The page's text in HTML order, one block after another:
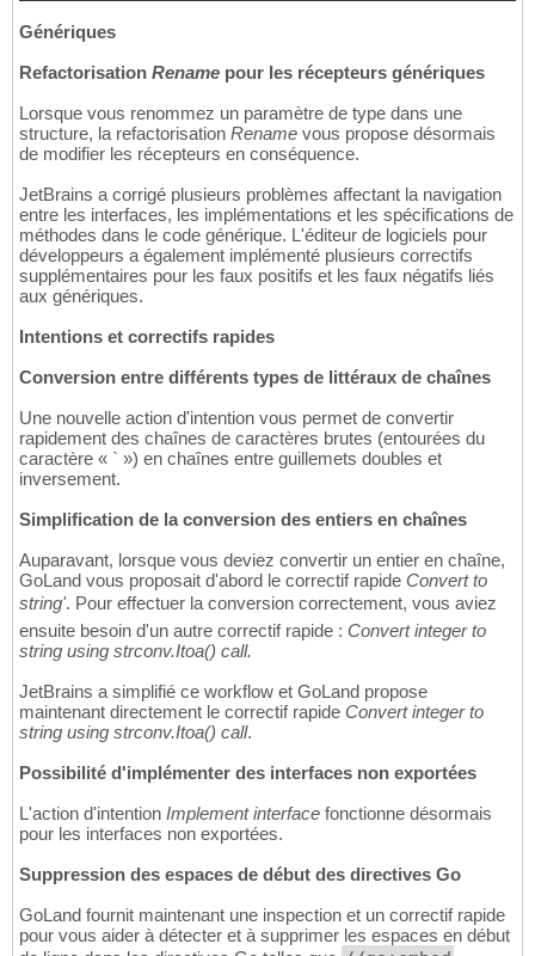
Génériques
Refactorisation Rename pour les récepteurs génériques
Lorsque vous renommez un paramètre de type dans une
structure, la refactorisation Rename vous propose désormais
de modifier les récepteurs en conséquence.
JetBrains a corrigé plusieurs problèmes affectant la navigation
entre les interfaces, les implémentations et les spécifications de
méthodes dans le code générique. L'éditeur de logiciels pour
développeurs a également implémenté plusieurs correctifs
supplémentaires pour les faux positifs et les faux négatifs liés
aux génériques.
Intentions et correctifs rapides
Conversion entre différents types de littéraux de chaînes
Une nouvelle action d'intention vous permet de convertir
rapidement des chaînes de caractères brutes (entourées du
caractère « ` ») en chaînes entre guillemets doubles et
inversement.
Simplification de la conversion des entiers en chaînes
Auparavant, lorsque vous deviez convertir un entier en chaîne,
GoLand vous proposait d'abord le correctif rapide Convert to
string'. Pour effectuer la conversion correctement, vous aviez
ensuite besoin d'un autre correctif rapide : Convert integer to
string using strconv.Itoa() call.
JetBrains a simplifié ce workflow et GoLand propose
maintenant directement le correctif rapide Convert integer to
string using strconv.Itoa() call.
Possibilité d'implémenter des interfaces non exportées
L'action d'intention Implement interface fonctionne désormais
pour les interfaces non exportées.
Suppression des espaces de début des directives Go
GoLand fournit maintenant une inspection et un correctif rapide
pour vous aider à détecter et à supprimer les espaces en début